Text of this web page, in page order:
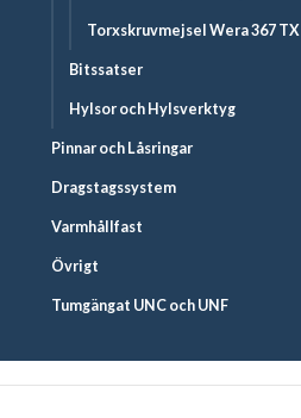
Torxskruvmejsel Wera 367 TX
Bitssatser
Hylsor och Hylsverktyg
Pinnar och Låsringar
Dragstagssystem
Varmhållfast
Övrigt
Tumgängat UNC och UNF